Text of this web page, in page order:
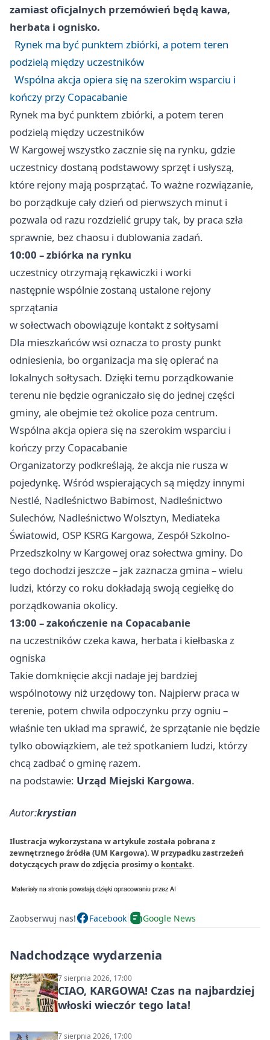
zamiast oficjalnych przemówień będą kawa,
herbata i ognisko.
Rynek ma być punktem zbiórki, a potem teren
podzielą między uczestników
Wspólna akcja opiera się na szerokim wsparciu i
kończy przy Copacabanie
Rynek ma być punktem zbiórki, a potem teren
podzielą między uczestników
W Kargowej wszystko zacznie się na rynku, gdzie
uczestnicy dostaną podstawowy sprzęt i usłyszą,
które rejony mają posprzątać. To ważne rozwiązanie,
bo porządkuje cały dzień od pierwszych minut i
pozwala od razu rozdzielić grupy tak, by praca szła
sprawnie, bez chaosu i dublowania zadań.
10:00 – zbiórka na rynku
uczestnicy otrzymają rękawiczki i worki
następnie wspólnie zostaną ustalone rejony
sprzątania
w sołectwach obowiązuje kontakt z sołtysami
Dla mieszkańców wsi oznacza to prosty punkt
odniesienia, bo organizacja ma się opierać na
lokalnych sołtysach. Dzięki temu porządkowanie
terenu nie będzie ograniczało się do jednej części
gminy, ale obejmie też okolice poza centrum.
Wspólna akcja opiera się na szerokim wsparciu i
kończy przy Copacabanie
Organizatorzy podkreślają, że akcja nie rusza w
pojedynkę. Wśród wspierających są między innymi
Nestlé, Nadleśnictwo Babimost, Nadleśnictwo
Sulechów, Nadleśnictwo Wolsztyn, Mediateka
Światowid, OSP KSRG Kargowa, Zespół Szkolno-
Przedszkolny w Kargowej oraz sołectwa gminy. Do
tego dochodzi jeszcze – jak zaznacza gmina – wielu
ludzi, którzy co roku dokładają swoją cegiełkę do
porządkowania okolicy.
13:00 – zakończenie na Copacabanie
na uczestników czeka kawa, herbata i kiełbaska z
ogniska
Takie domknięcie akcji nadaje jej bardziej
wspólnotowy niż urzędowy ton. Najpierw praca w
terenie, potem chwila odpoczynku przy ogniu –
właśnie ten układ ma sprawić, że sprzątanie nie będzie
tylko obowiązkiem, ale też spotkaniem ludzi, którzy
chcą zadbać o gminę razem.
na podstawie: Urząd Miejski Kargowa.
Autor:krystian
Ilustracja wykorzystana w artykule została pobrana z
zewnętrznego źródła (UM Kargowa). W przypadku zastrzeżeń
dotyczących praw do zdjęcia prosimy o kontakt.
Zaobserwuj nas! Facebook Google News
Nadchodzące wydarzenia
7 sierpnia 2026, 17:00
CIAO, KARGOWA! Czas na najbardziej
włoski wieczór tego lata!
7 sierpnia 2026, 17:00